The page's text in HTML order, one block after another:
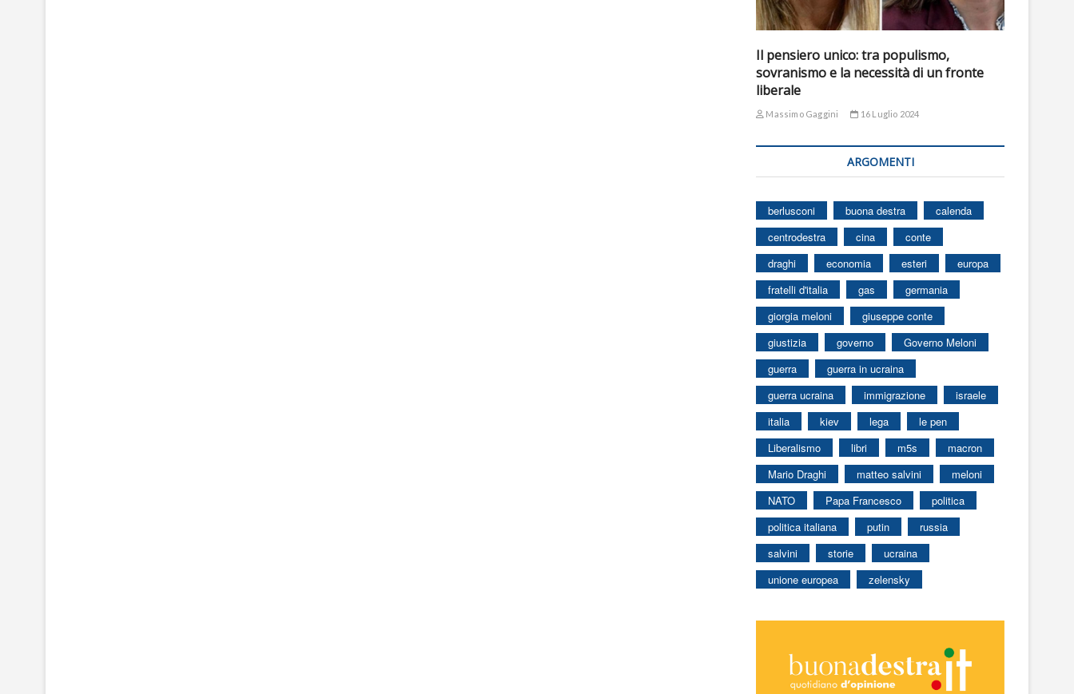
Il pensiero unico: tra populismo,
sovranismo e la necessità di un fronte
liberale
Massimo Gaggini 16 Luglio 2024
ARGOMENTI
berlusconi buona destra
calenda
centrodestra
cina
conte
draghi
economia esteri
europa
fratelli d'italia
gas
germania
giorgia meloni
giuseppe conte
giustizia
governo
Governo Meloni
guerra
guerra in ucraina
guerra ucraina
immigrazione
israele
italia
kiev lega
le pen
Liberalismo
libri m5s
macron
Mario Draghi
matteo salvini
meloni
NATO
Papa Francesco
politica
politica italiana
putin
russia
salvini
storie
ucraina
unione europea
zelensky